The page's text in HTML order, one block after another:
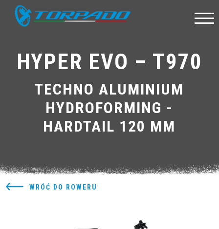
HYPER EVO – T970
TECHNO ALUMINIUM
HYDROFORMING -
HARDTAIL 120 MM
WRÓĆ DO ROWERU